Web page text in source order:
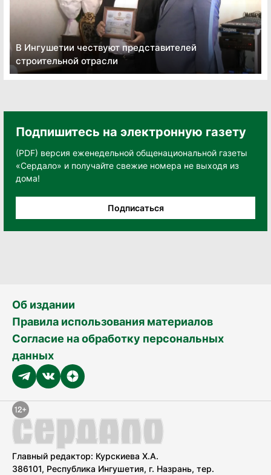
В Ингушетии чествуют представителей
строительной отрасли
Подпишитесь на электронную газету
(PDF) версия еженедельной общенациональной газеты
«Сердало» и получайте свежие номера не выходя из
дома!
Подписаться
Об издании
Правила использования материалов
Согласие на обработку персональных
данных
Главный редактор: Курскиева Х.А.
386101, Республика Ингушетия, г. Назрань, тер.